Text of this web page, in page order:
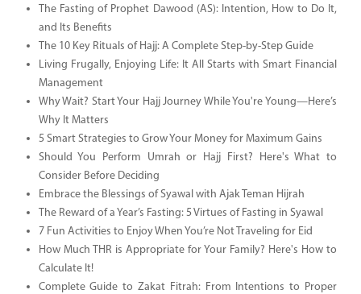
The Fasting of Prophet Dawood (AS): Intention, How to Do It,
and Its Benefits
The 10 Key Rituals of Hajj: A Complete Step-by-Step Guide
Living Frugally, Enjoying Life: It All Starts with Smart Financial
Management
Why Wait? Start Your Hajj Journey While You're Young—Here’s
Why It Matters
5 Smart Strategies to Grow Your Money for Maximum Gains
Should You Perform Umrah or Hajj First? Here's What to
Consider Before Deciding
Embrace the Blessings of Syawal with Ajak Teman Hijrah
The Reward of a Year’s Fasting: 5 Virtues of Fasting in Syawal
7 Fun Activities to Enjoy When You’re Not Traveling for Eid
How Much THR is Appropriate for Your Family? Here's How to
Calculate It!
Complete Guide to Zakat Fitrah: From Intentions to Proper